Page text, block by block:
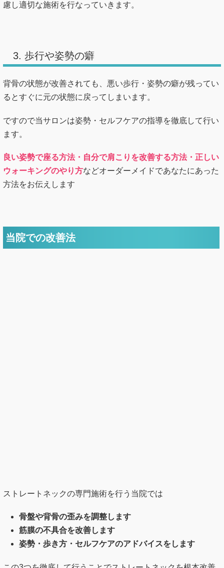
慮し適切な施術を行なっていきます。
3. 歩行や姿勢の癖
背骨の状態が改善されても、悪い歩行・姿勢の癖が残ってい
るとすぐに元の状態に戻ってしまいます。
ですので当サロンは姿勢・セルフケアの指導を徹底して行い
ます。
良い姿勢で座る方法・自分で肩こりを改善する方法・正しい
ウォーキングのやり方などオーダーメイドであなたにあった
方法をお伝えします
当院での改善法
ストレートネックの専門施術を行う当院では
骨盤や背骨の歪みを調整します
筋膜の不具合を改善します
姿勢・歩き方・セルフケアのアドバイスをします